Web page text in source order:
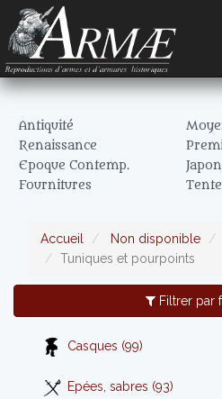
Antiquité
Renaissance
Epoque Contemp.
Japon
Fournitures
Accueil Non disponible
Tuniques et pourpoints
Filtrer par
Casques (99)
Epées, sabres (93)